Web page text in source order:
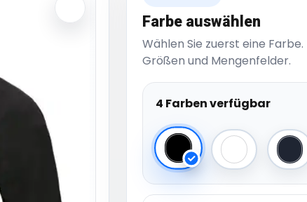
Farbe auswählen
Wählen Sie zuerst eine
Größen und Mengenfelder.
4 Farben verfügbar
Black White